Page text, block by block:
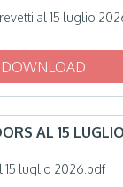
al 15 luglio
DOWNLOAD
AL 15
15 luglio 2026.pdf